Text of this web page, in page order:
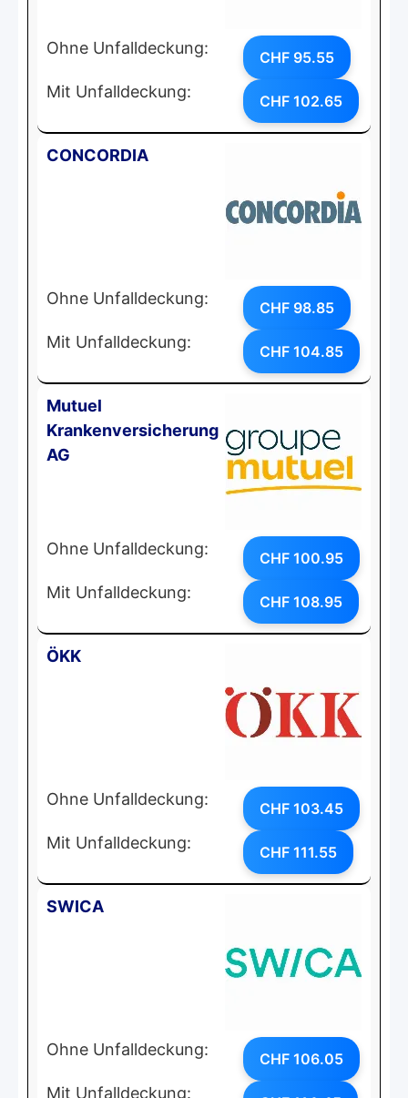
Ohne Unfalldeckung: CHF 95.55
Mit Unfalldeckung: CHF 102.65
CONCORDIA
Ohne Unfalldeckung: CHF 98.85
Mit Unfalldeckung: CHF 104.85
Mutuel
Krankenversicherung
AG
Ohne Unfalldeckung: CHF 100.95
Mit Unfalldeckung: CHF 108.95
ÖKK
Ohne Unfalldeckung: CHF 103.45
Mit Unfalldeckung: CHF 111.55
SWICA
Ohne Unfalldeckung: CHF 106.05
Mit Unfalldeckung: